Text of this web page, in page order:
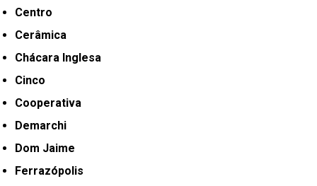
Centro
Cerâmica
Chácara Inglesa
Cinco
Cooperativa
Demarchi
Dom Jaime
Ferrazópolis